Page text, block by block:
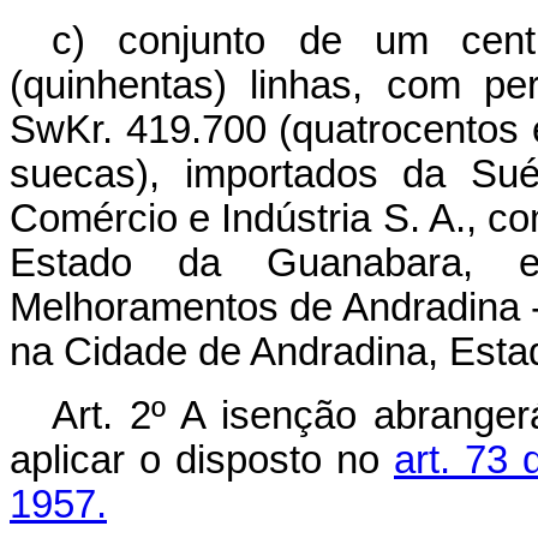
c) conjunto de um
(quinhentas) linhas, com
SwKr. 419.700
suecas), importados da
Comércio e Indústria S. A.,
Estado da Guanabara,
Melhoramentos de
na Cidade de Andradina,
Art. 2º A isenção
aplicar o disposto no art. 73
1957.